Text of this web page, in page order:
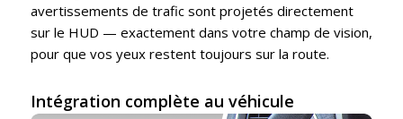
avertissements de trafic sont projetés directement
sur le HUD — exactement dans votre champ de vision,
pour que vos yeux restent toujours sur la route.
Intégration complète au véhicule